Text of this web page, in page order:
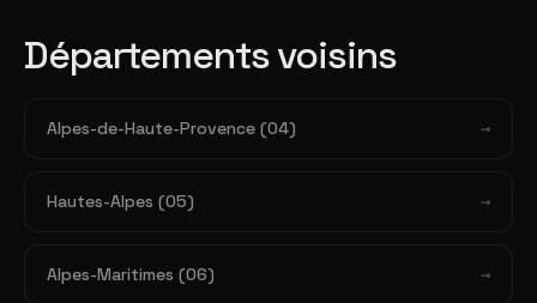
Départements voisins
Alpes-de-Haute-Provence (04)
Hautes-Alpes (05)
Alpes-Maritimes (06)